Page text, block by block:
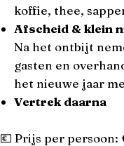
koffie, thee,
Afscheid & klein
Na het ontbijt
gasten en
het nieuwe jaar
Vertrek daarna
💶 Prijs per persoon: